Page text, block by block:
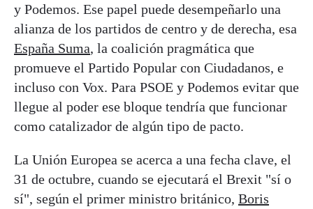
y Podemos. Ese papel puede desempeñarlo una
alianza de los partidos de centro y de derecha, esa
España Suma, la coalición pragmática que
promueve el Partido Popular con Ciudadanos, e
incluso con Vox. Para PSOE y Podemos evitar que
llegue al poder ese bloque tendría que funcionar
como catalizador de algún tipo de pacto.
La Unión Europea se acerca a una fecha clave, el
31 de octubre, cuando se ejecutará el Brexit "sí o
sí", según el primer ministro británico, Boris